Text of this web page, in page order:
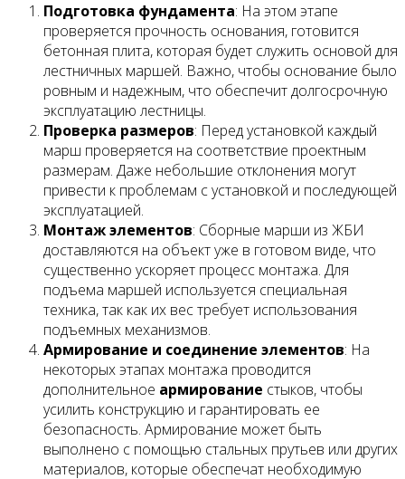
Подготовка фундамента: На этом этапе
проверяется прочность основания, готовится
бетонная плита, которая будет служить основой для
лестничных маршей. Важно, чтобы основание было
ровным и надежным, что обеспечит долгосрочную
эксплуатацию лестницы.
Проверка размеров: Перед установкой каждый
марш проверяется на соответствие проектным
размерам. Даже небольшие отклонения могут
привести к проблемам с установкой и последующей
эксплуатацией.
Монтаж элементов: Сборные марши из ЖБИ
доставляются на объект уже в готовом виде, что
существенно ускоряет процесс монтажа. Для
подъема маршей используется специальная
техника, так как их вес требует использования
подъемных механизмов.
Армирование и соединение элементов: На
некоторых этапах монтажа проводится
дополнительное армирование стыков, чтобы
усилить конструкцию и гарантировать ее
безопасность. Армирование может быть
выполнено с помощью стальных прутьев или других
материалов, которые обеспечат необходимую